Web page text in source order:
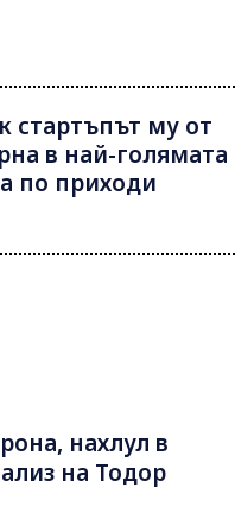
стартъпът му от
в най-голямата
по приходи
нахлул в
на Тодор